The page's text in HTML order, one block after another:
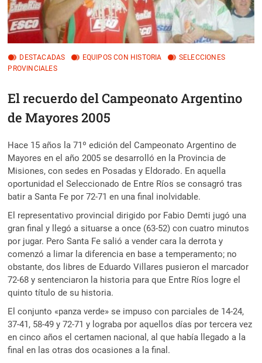
DESTACADAS EQUIPOS CON HISTORIA
SELECCIONES
PROVINCIALES
El recuerdo del Campeonato Argentino
de Mayores 2005
Hace 15 años la 71º edición del Campeonato Argentino de
Mayores en el año 2005 se desarrolló en la Provincia de
Misiones, con sedes en Posadas y Eldorado. En aquella
oportunidad el Seleccionado de Entre Ríos se consagró tras
batir a Santa Fe por 72-71 en una final inolvidable.
El representativo provincial dirigido por Fabio Demti jugó una
gran final y llegó a situarse a once (63-52) con cuatro minutos
por jugar. Pero Santa Fe salió a vender cara la derrota y
comenzó a limar la diferencia en base a temperamento; no
obstante, dos libres de Eduardo Villares pusieron el marcador
72-68 y sentenciaron la historia para que Entre Ríos logre el
quinto título de su historia.
El conjunto «panza verde» se impuso con parciales de 14-24,
37-41, 58-49 y 72-71 y lograba por aquellos días por tercera vez
en cinco años el certamen nacional, al que había llegado a la
final en las otras dos ocasiones a la final.